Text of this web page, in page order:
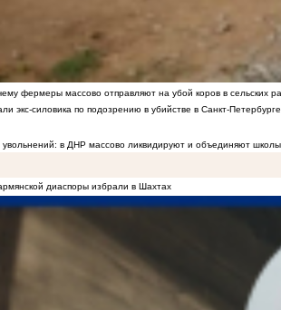
фермеры массово отправляют на убой коров в сельских
экс-силовика по подозрению в убийстве в Санкт-Петербурге
в ДНР массово ликвидируют и объединяют
диаспоры избрали в Шахтах